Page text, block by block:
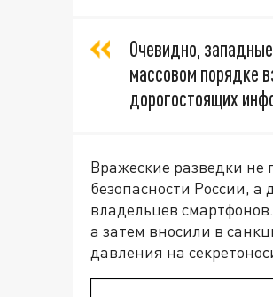
Очевидно,
массовом порядке
дорогостоящих
Вражеские разведки не
безопасности России,
владельцев
а затем вносили в
давления на